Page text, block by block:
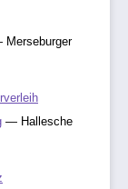
— Hallesche